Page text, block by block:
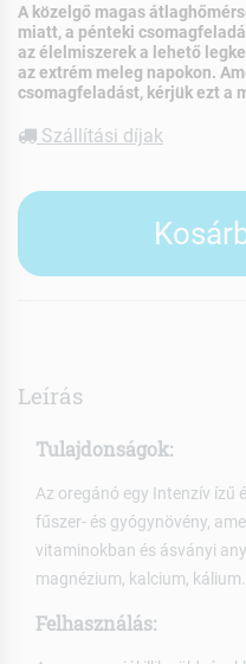
A közelgő magas
miatt, a pénteki
az élelmiszerek a lehető
az extrém meleg napokon.
csomagfeladást, kérjük ezt a
Szállítási díjak
Leírás
Tulajdonságok:
Az oregánó egy Intenzív ízű
fűszer- és gyógynövény,
vitaminokban és ásványi
magnézium, kalcium, kálium.
Felhasználás: